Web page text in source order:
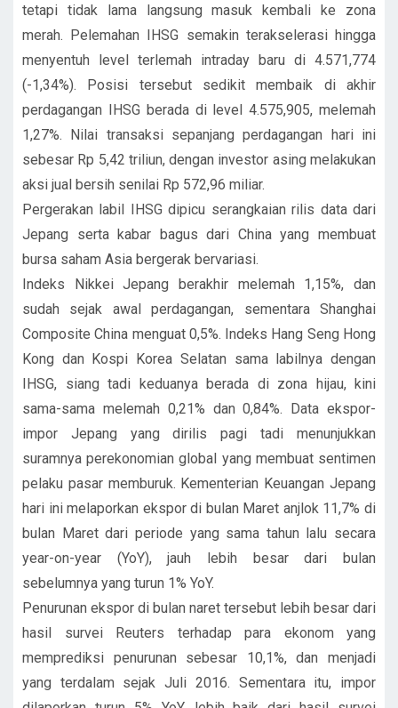
tetapi tidak lama langsung masuk kembali ke zona
merah. Pelemahan IHSG semakin terakselerasi hingga
menyentuh level terlemah intraday baru di 4.571,774
(-1,34%). Posisi tersebut sedikit membaik di akhir
perdagangan IHSG berada di level 4.575,905, melemah
1,27%. Nilai transaksi sepanjang perdagangan hari ini
sebesar Rp 5,42 triliun, dengan investor asing melakukan
aksi jual bersih senilai Rp 572,96 miliar.
Pergerakan labil IHSG dipicu serangkaian rilis data dari
Jepang serta kabar bagus dari China yang membuat
bursa saham Asia bergerak bervariasi.
Indeks Nikkei Jepang berakhir melemah 1,15%, dan
sudah sejak awal perdagangan, sementara Shanghai
Composite China menguat 0,5%. Indeks Hang Seng Hong
Kong dan Kospi Korea Selatan sama labilnya dengan
IHSG, siang tadi keduanya berada di zona hijau, kini
sama-sama melemah 0,21% dan 0,84%. Data ekspor-
impor Jepang yang dirilis pagi tadi menunjukkan
suramnya perekonomian global yang membuat sentimen
pelaku pasar memburuk. Kementerian Keuangan Jepang
hari ini melaporkan ekspor di bulan Maret anjlok 11,7% di
bulan Maret dari periode yang sama tahun lalu secara
year-on-year (YoY), jauh lebih besar dari bulan
sebelumnya yang turun 1% YoY.
Penurunan ekspor di bulan naret tersebut lebih besar dari
hasil survei Reuters terhadap para ekonom yang
memprediksi penurunan sebesar 10,1%, dan menjadi
yang terdalam sejak Juli 2016. Sementara itu, impor